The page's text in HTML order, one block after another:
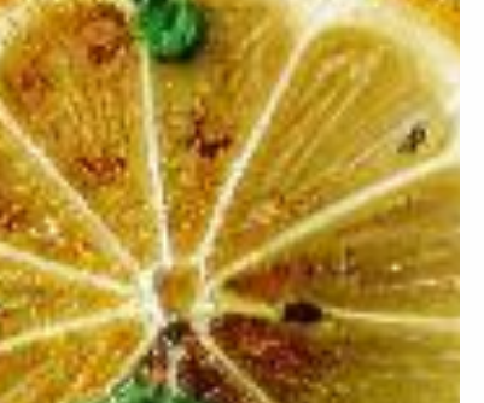
×